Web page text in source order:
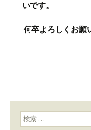
いです。
何卒よろしくお願
検索: